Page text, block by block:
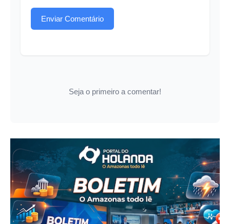
Enviar Comentário
Seja o primeiro a comentar!